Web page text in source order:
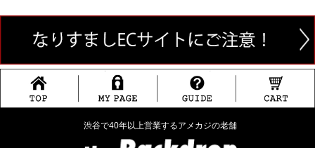
渋谷で40年以上営業するアメカジの老舗